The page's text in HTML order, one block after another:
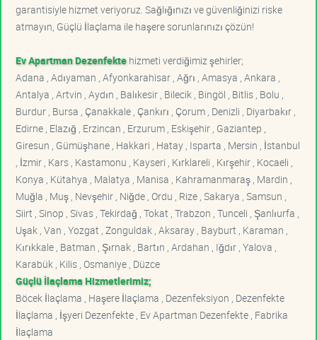
garantisiyle hizmet veriyoruz. Sağlığınızı ve güvenliğinizi riske
atmayın, Güçlü İlaçlama ile haşere sorunlarınızı çözün!
Ev Apartman Dezenfektehizmeti verdiğimiz şehirler;
Adana , Adıyaman , Afyonkarahisar , Ağrı , Amasya , Ankara ,
Antalya , Artvin , Aydın , Balıkesir , Bilecik , Bingöl , Bitlis , Bolu ,
Burdur , Bursa , Çanakkale , Çankırı , Çorum , Denizli , Diyarbakır ,
Edirne , Elazığ , Erzincan , Erzurum , Eskişehir , Gaziantep ,
Giresun , Gümüşhane , Hakkari , Hatay , Isparta , Mersin , İstanbul
, İzmir , Kars , Kastamonu , Kayseri , Kırklareli , Kırşehir , Kocaeli ,
Konya , Kütahya , Malatya , Manisa , Kahramanmaraş , Mardin ,
Muğla , Muş , Nevşehir , Niğde , Ordu , Rize , Sakarya , Samsun ,
Siirt , Sinop , Sivas , Tekirdağ , Tokat , Trabzon , Tunceli , Şanlıurfa ,
Uşak , Van , Yozgat , Zonguldak , Aksaray , Bayburt , Karaman ,
Kırıkkale , Batman , Şırnak , Bartın , Ardahan , Iğdır , Yalova ,
Karabük , Kilis , Osmaniye , Düzce
Güçlü İlaçlama Hizmetlerimiz;
Böcek İlaçlama , Haşere İlaçlama , Dezenfeksiyon , Dezenfekte
İlaçlama , İşyeri Dezenfekte , Ev Apartman Dezenfekte , Fabrika
İlaçlama